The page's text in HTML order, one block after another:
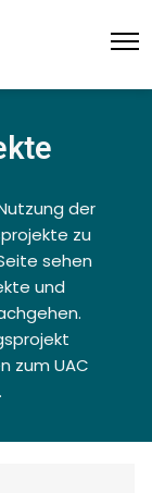
der
zu
sehen
und
zum UAC
.